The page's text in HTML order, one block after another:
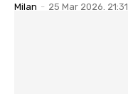
Milan - 25 Mar 2026. 21:31